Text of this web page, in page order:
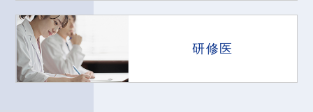
研修医